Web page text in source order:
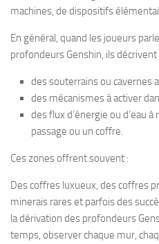
machines, de dispositifs
En général, quand les joueurs
profondeurs Genshin, ils
des souterrains ou cavernes
des mécanismes à activer
des flux d’énergie ou d’eau
passage ou un coffre.
Ces zones offrent souvent :
Des coffres luxueux, des coffres
minerais rares et parfois des
la dérivation des profondeurs
temps, observer chaque mur,